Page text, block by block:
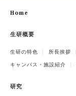
Home
生研概要
生研の特色 所長挨拶
キャンパス・施設紹介
研究